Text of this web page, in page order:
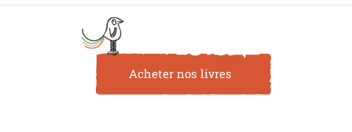
Acheter nos livres